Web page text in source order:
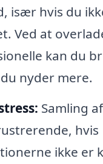
især hvis du
Ved at
kan du
nyder mere.
Samling
hvis
ikke er